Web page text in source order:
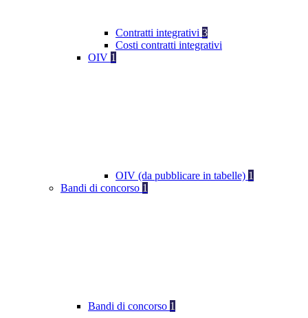
Contratti integrativi 3
Costi contratti integrativi
OIV 1
OIV (da pubblicare in tabelle) 1
Bandi di concorso 1
Bandi di concorso 1